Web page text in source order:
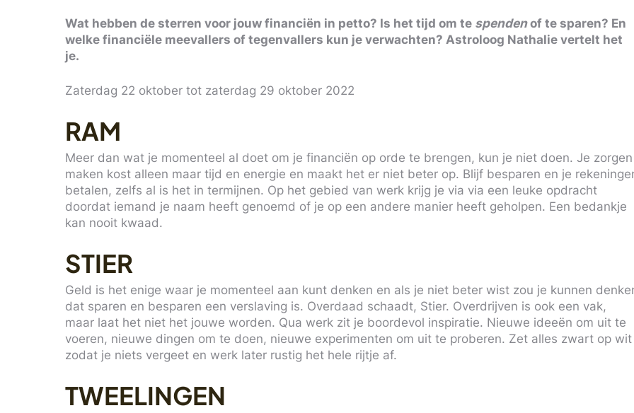
Wat hebben de sterren voor jouw financiën in petto? Is het tijd om te spendenof te sparen? En
welke financiële meevallers of tegenvallers kun je verwachten? Astroloog Nathalie vertelt het
je.
Zaterdag 22 oktober tot zaterdag 29 oktober 2022
RAM
Meer dan wat je momenteel al doet om je financiën op orde te brengen, kun je niet doen. Je zorgen
maken kost alleen maar tijd en energie en maakt het er niet beter op. Blijf besparen en je
betalen, zelfs al is het in termijnen. Op het gebied van werk krijg je via via een leuke opdracht
doordat iemand je naam heeft genoemd of je op een andere manier heeft geholpen. Een bedankje
kan nooit kwaad.
STIER
Geld is het enige waar je momenteel aan kunt denken en als je niet beter wist zou je kunnen
dat sparen en besparen een verslaving is. Overdaad schaadt, Stier. Overdrijven is ook een vak,
maar laat het niet het jouwe worden. Qua werk zit je boordevol inspiratie. Nieuwe ideeën om uit te
voeren, nieuwe dingen om te doen, nieuwe experimenten om uit te proberen. Zet alles zwart op wit
zodat je niets vergeet en werk later rustig het hele rijtje af.
TWEELINGEN